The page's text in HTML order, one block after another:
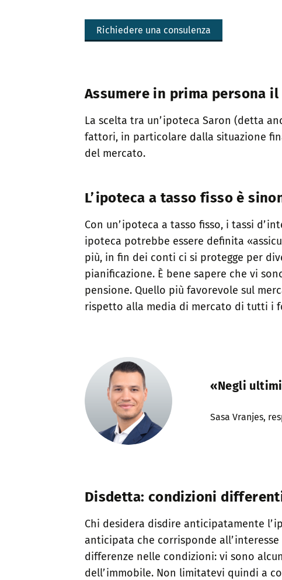
Richiedere una consulenza
Assumere in prima persona
La scelta tra un’ipoteca Saron (detta
fattori, in particolare dalla situazione
del mercato.
L’ipoteca a tasso fisso è
Con un’ipoteca a tasso fisso, i tassi
ipoteca potrebbe essere definita
più, in fin dei conti ci si protegge per
pianificazione. È bene sapere che vi
pensione. Quello più favorevole sul
rispetto alla media di mercato di tutti i
«Negli
Sasa Vranjes,
Disdetta: condizioni
Chi desidera disdire anticipatamente
anticipata che corrisponde
differenze nelle condizioni: vi sono
dell’immobile. Non limitatevi quindi a